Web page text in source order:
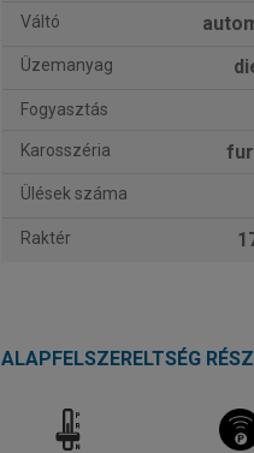
Váltó
Üzemanyag
Fogyasztás
Karosszéria
Ülések száma
Raktér
ALAPFELSZERELTSÉG